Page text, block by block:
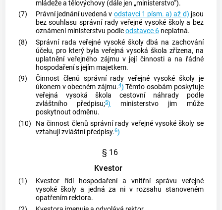
mládeže a tělovýchovy (dále jen „ministerstvo“).
(7)
Právní jednání uvedená v odstavci 1 písm. a) až d) jsou
bez souhlasu správní rady veřejné vysoké školy a bez
oznámení ministerstvu podleodstavce 6neplatná.
(8)
Správní rada veřejné vysoké školy dbá na zachování
účelu, pro který byla veřejná vysoká škola zřízena, na
uplatnění veřejného zájmu v její činnosti a na řádné
hospodaření s jejím majetkem.
(9)
Činnost členů správní rady veřejné vysoké školy je
úkonem v obecném zájmu.4) Těmto osobám poskytuje
veřejná vysoká škola cestovní náhrady podle
zvláštního předpisu;5) ministerstvo jim může
poskytnout odměnu.
(10)
Na činnost členů správní rady veřejné vysoké školy se
vztahují zvláštní předpisy.6)
§ 16
Kvestor
(1)
Kvestor řídí hospodaření a vnitřní správu veřejné
vysoké školy a jedná za ni v rozsahu stanoveném
opatřením rektora.